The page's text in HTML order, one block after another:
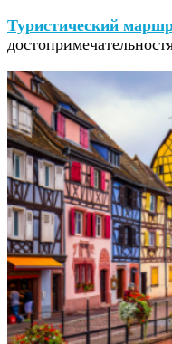
Туристический